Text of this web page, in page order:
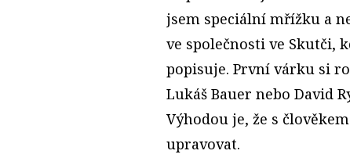
jsem speciální mřížku a
ve společnosti ve Skutči,
popisuje. První várku si
Lukáš Bauer nebo David
Výhodou je, že s
upravovat.